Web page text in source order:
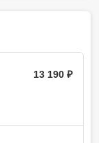
13 190 ₽